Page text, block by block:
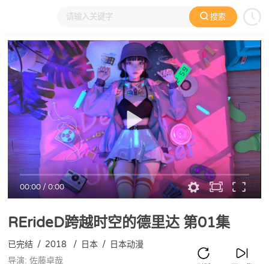
搜索
大家在看 日本动漫 国产动漫 欧美动漫 动漫电影
00:00/0:00
RErideD跨越时空的德里达第01集
已完结 / 2018 / 日本 / 日本动漫
导演: 佐藤卓哉